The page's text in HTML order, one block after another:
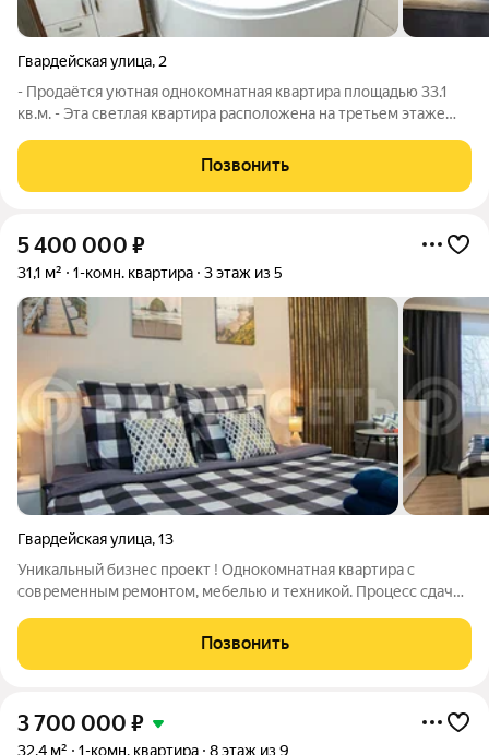
Гвардейская улица, 2
- Продаётся уютная однокомнатная квартира площадью 33.1
кв.м. - Эта светлая квартира расположена на третьем этаже
Пространство грамотно организовано: жилая зона занимает 18
кв.м., а кухня 9
Позвонить
5 400 000 ₽
31,1 м² 1-комн. квартира 3 этаж из 5
Гвардейская улица,13
Уникальный бизнес проект ! Однокомнатная квартира с
современным ремонтом, мебелью и техникой. Процесс сдачи
Постоянные гости, высокие оценки квартиры и хозяина в
обьявлении, горничная. Стабильный ,
Позвонить
3 700 000 ₽
32,4 м² 1-комн. квартира 8 этаж из 9